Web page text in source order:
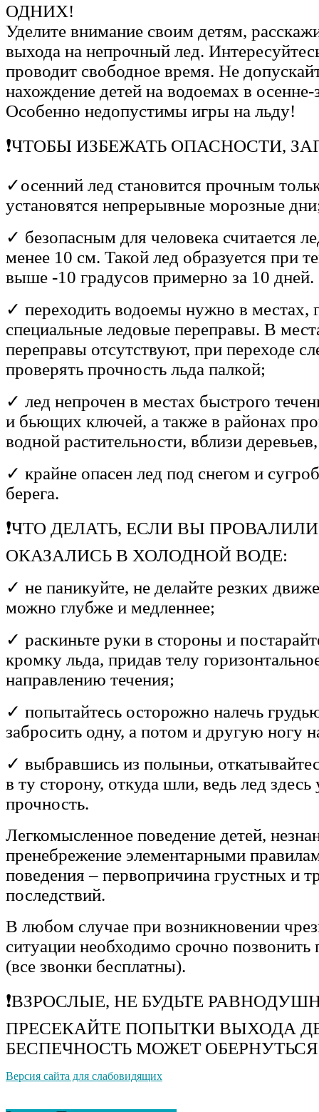
ОДНИХ!
Уделите внимание своим детям,
выхода на непрочный лед.
проводит свободное время. Не
нахождение детей на водоемах в
Особенно недопустимы игры на льду!
❗ЧТОБЫ ИЗБЕЖАТЬ ОПАСНОСТИ,
✓осенний лед становится прочным
установятся непрерывные морозные
✓ безопасным для человека считается
менее 10 см. Такой лед образуется при
выше -10 градусов примерно за 10 дней.
✓ переходить водоемы нужно в местах,
специальные ледовые переправы. В
переправы отсутствуют, при переходе
проверять прочность льда палкой;
✓ лед непрочен в местах быстрого
и бьющих ключей, а также в районах
водной растительности, вблизи
✓ крайне опасен лед под снегом и
берега.
❗ЧТО ДЕЛАТЬ, ЕСЛИ ВЫ
ОКАЗАЛИСЬ В ХОЛОДНОЙ ВОДЕ:
✓ не паникуйте, не делайте резких
можно глубже и медленнее;
✓ раскиньте руки в стороны и
кромку льда, придав телу
направлению течения;
✓ попытайтесь осторожно налечь
забросить одну, а потом и другую ногу
✓ выбравшись из полыньи,
в ту сторону, откуда шли, ведь лед
прочность.
Легкомысленное поведение детей,
пренебрежение элементарными
поведения – первопричина грустных и
последствий.
В любом случае при возникновении
ситуации необходимо срочно позвонить
(все звонки бесплатны).
❗ВЗРОСЛЫЕ, НЕ БУДЬТЕ
ПРЕСЕКАЙТЕ ПОПЫТКИ ВЫХОДА
БЕСПЕЧНОСТЬ МОЖЕТ
Версия сайта для слабовидящих